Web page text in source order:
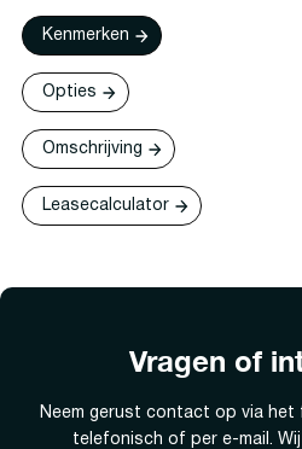
Kenmerken
Opties
Omschrijving
Leasecalculator
Vragen of
Neem gerust contact op via het
telefonisch of per e-mail.